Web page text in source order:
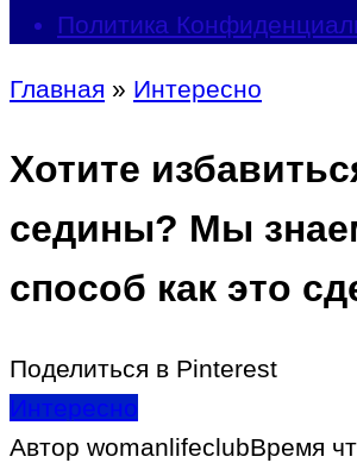
Политика
Главная » Интересно
Хотите
седины? Мы
способ как это
Поделиться в Pinterest
Интересно
Автор womanlifeclubВремя